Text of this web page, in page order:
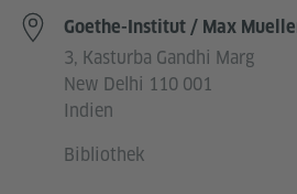
Goethe-Institut / Max
3, Kasturba Gandhi Marg
New Delhi 110 001
Indien
Bibliothek